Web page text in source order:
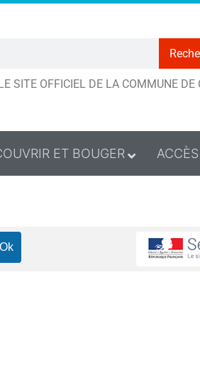
SITE OFFICIEL DE LA COMMUNE DE
ET BOUGER